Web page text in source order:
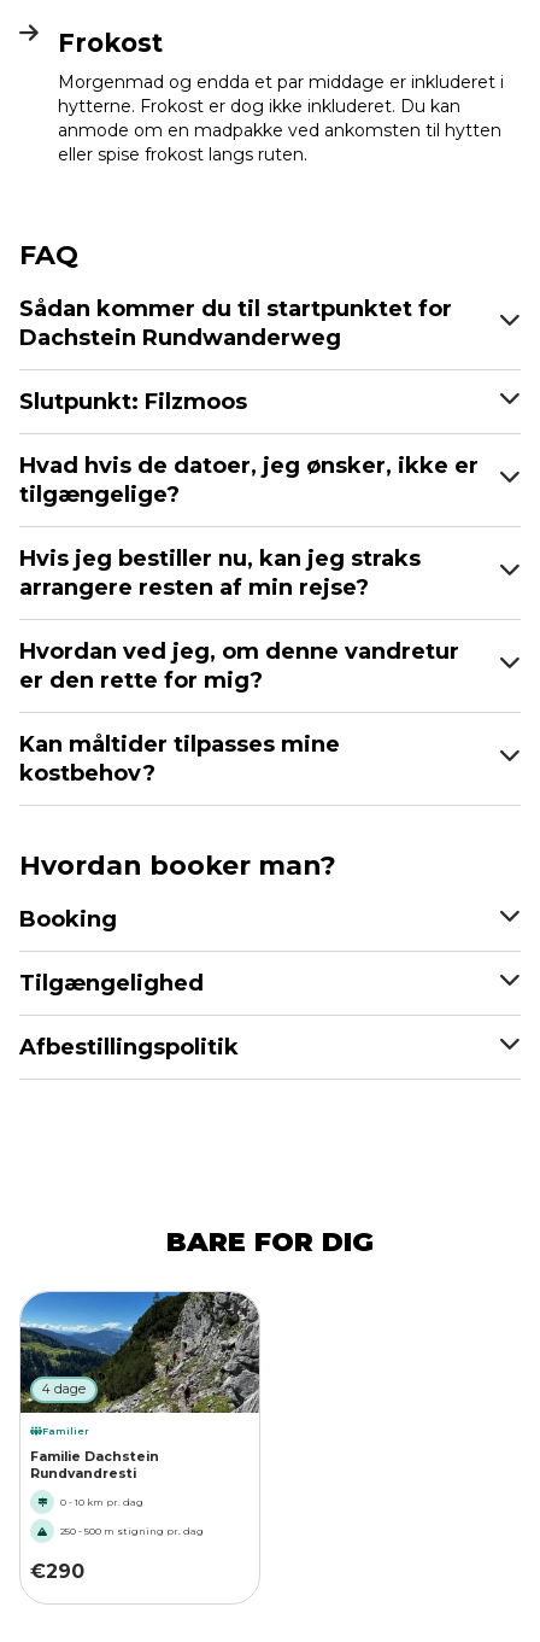
Frokost
Morgenmad og endda et par middage er inkluderet i
hytterne. Frokost er dog ikke inkluderet. Du kan
anmode om en madpakke ved ankomsten til hytten
eller spise frokost langs ruten.
FAQ
Sådan kommer du til startpunktet for
Dachstein Rundwanderweg
Slutpunkt: Filzmoos
Hvad hvis de datoer, jeg ønsker, ikke er
tilgængelige?
Hvis jeg bestiller nu, kan jeg straks
arrangere resten af min rejse?
Hvordan ved jeg, om denne vandretur
er den rette for mig?
Kan måltider tilpasses mine
kostbehov?
Hvordan booker man?
Booking
Tilgængelighed
Afbestillingspolitik
BARE FOR DIG
4 dage
Familier
Familie Dachstein
Rundvandresti
0 - 10 km pr. dag
250 - 500 m stigning pr. dag
€290